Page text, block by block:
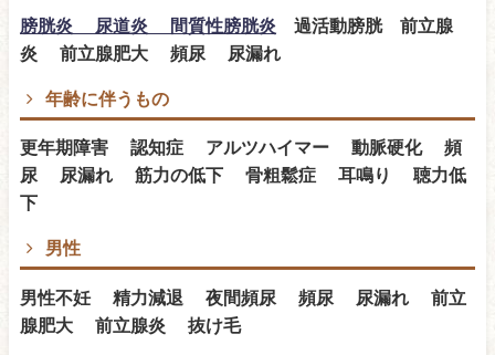
膀胱炎 尿道炎 間質性膀胱炎 過活動膀胱 前立腺
炎 前立腺肥大 頻尿 尿漏れ
年齢に伴うもの
更年期障害 認知症 アルツハイマー 動脈硬化 頻
尿 尿漏れ 筋力の低下 骨粗鬆症 耳鳴り 聴力低
下
男性
男性不妊 精力減退 夜間頻尿 頻尿 尿漏れ 前立
腺肥大 前立腺炎 抜け毛